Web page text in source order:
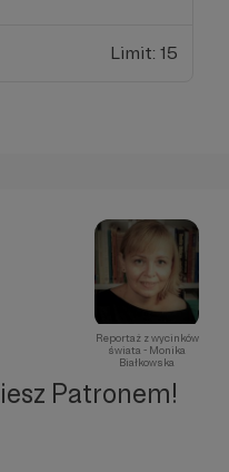
Limit: 15
Reportaż z wycinków
świata - Monika
Białkowska
Patronem!